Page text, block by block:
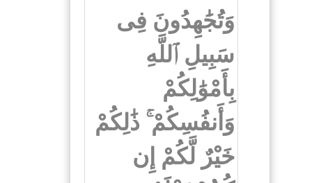
وَتُجَٰهِدُونَ فِى
سَبِيلِ ٱللَّهِ
بِأَمْوَٰلِكُمْ
وَأَنفُسِكُمْ ۚ ذَٰلِكُمْ
خَيْرٌ لَّكُمْ إِن